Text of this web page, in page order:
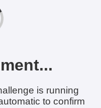
is running
to confirm